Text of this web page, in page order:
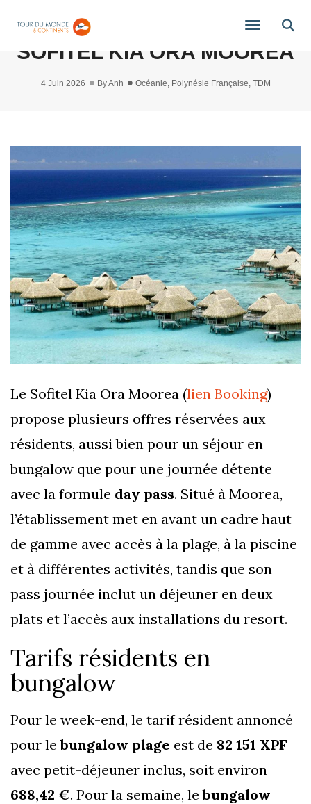
Toggle
TARIFS POUR RÉSIDENTS
SOFITEL KIA ORA MOOREA
4 Juin 2026 ByAnh Océanie, Polynésie Française, TDM
Le Sofitel Kia Ora Moorea (lien Booking)
propose plusieurs offres réservées aux
résidents, aussi bien pour un séjour en
bungalow que pour une journée détente
avec la formule day pass. Situé à Moorea,
l’établissement met en avant un cadre haut
de gamme avec accès à la plage, à la piscine
et à différentes activités, tandis que son
pass journée inclut un déjeuner en deux
plats et l’accès aux installations du resort.
Tarifs résidents en
bungalow
Pour le week-end, le tarif résident annoncé
pour lebungalow plage est de 82 151 XPF
avec petit-déjeuner inclus, soit environ
688,42 €. Pour la semaine, lebungalow